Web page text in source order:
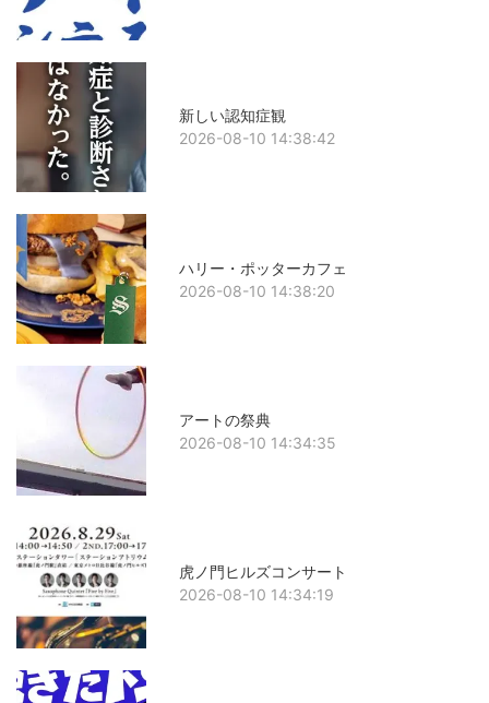
新しい認知症観
2026-08-10 14:38:42
ハリー・ポッターカフェ
2026-08-10 14:38:20
アートの祭典
2026-08-10 14:34:35
虎ノ門ヒルズコンサート
2026-08-10 14:34:19